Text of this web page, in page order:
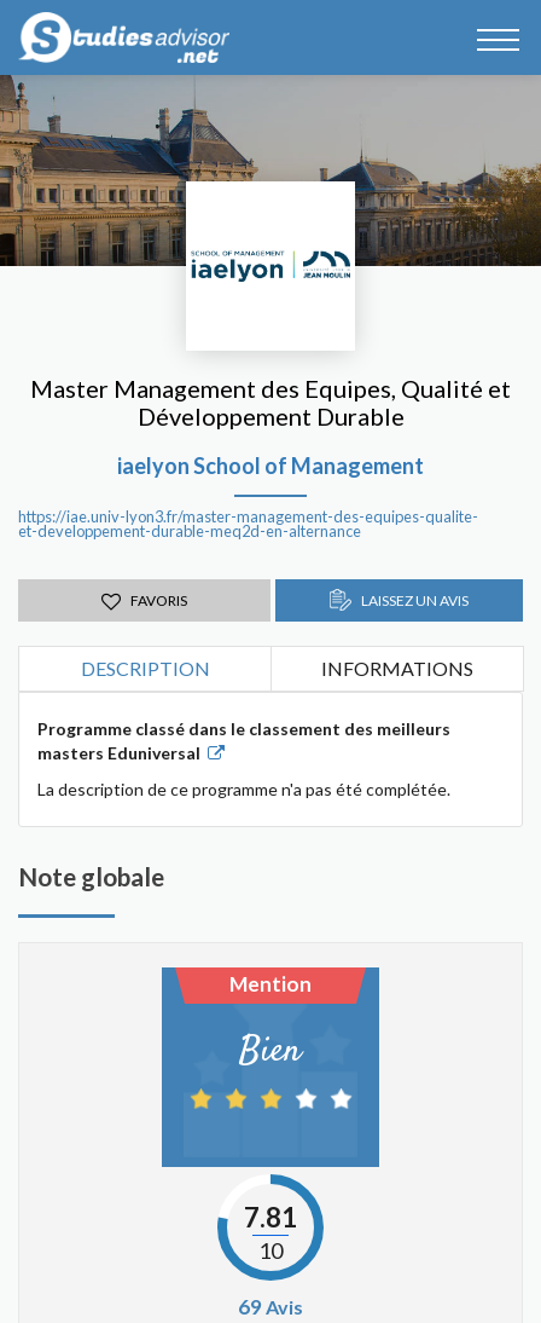
Master Management des Equipes, Qualité et
Développement Durable
iaelyon School of Management
https://iae.univ-lyon3.fr/master-management-des-equipes-qualite-
et-developpement-durable-meq2d-en-alternance
FAVORIS LAISSEZ UN AVIS
DESCRIPTION INFORMATIONS
Programme classé dans le classement des meilleurs
masters Eduniversal
La description de ce programme n'a pas été complétée.
Note globale
Mention
Bien
7.81
10
69Avis